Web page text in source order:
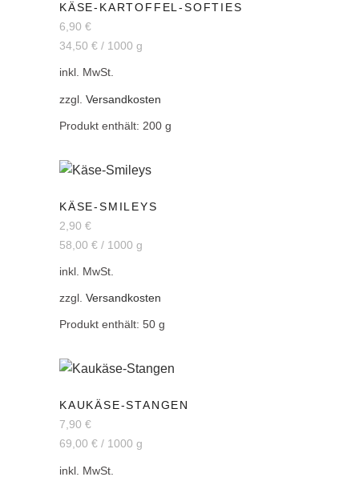
KÄSE-KARTOFFEL-SOFTIES
6,90 €
34,50 € / 1000 g
inkl. MwSt.
zzgl. Versandkosten
Produkt enthält: 200 g
KÄSE-SMILEYS
2,90 €
58,00 € / 1000 g
inkl. MwSt.
zzgl. Versandkosten
Produkt enthält: 50 g
KAUKÄSE-STANGEN
7,90 €
69,00 € / 1000 g
inkl. MwSt.